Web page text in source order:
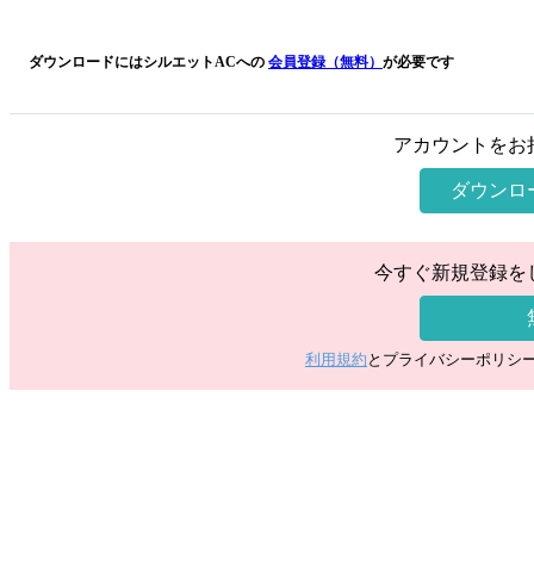
ダウンロードにはシルエットACへの 会員登録（無料） が必要です
アカウントをお
ダウンロ
今すぐ新規登録を
利用規約 とプライバシーポリシ